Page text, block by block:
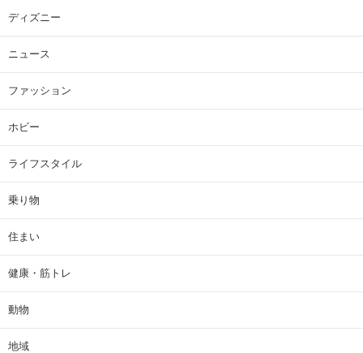
ディズニー
ニュース
ファッション
ホビー
ライフスタイル
乗り物
住まい
健康・筋トレ
動物
地域